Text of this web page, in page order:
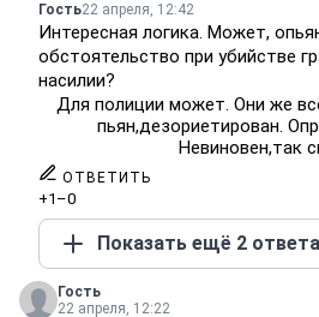
Гость22 апреля, 12:42
Интересная логика. Может,
обстоятельство при убийстве
насилии?
Для полиции может. Они же
пьян,дезориетирован.
Невиновен,так
ОТВЕТИТЬ
+1 –0
Показать ещё 2 ответа
Гость
22 апреля, 12:22